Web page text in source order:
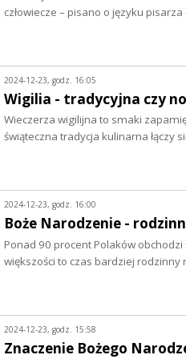
człowiecze – pisano o języku
2024-12-23, godz. 16:05
Wigilia - tradycyjna czy
Wieczerza wigilijna to smaki
świąteczna tradycja kulinarna łączy
2024-12-23, godz. 16:00
Boże Narodzenie -
Ponad 90 procent Polaków
większości to czas bardziej rodzinny
2024-12-23, godz. 15:58
Znaczenie Bożego